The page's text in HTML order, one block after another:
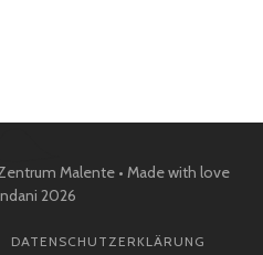
Malente • Made with love
2026
DATENSCHUTZERKLÄRUNG